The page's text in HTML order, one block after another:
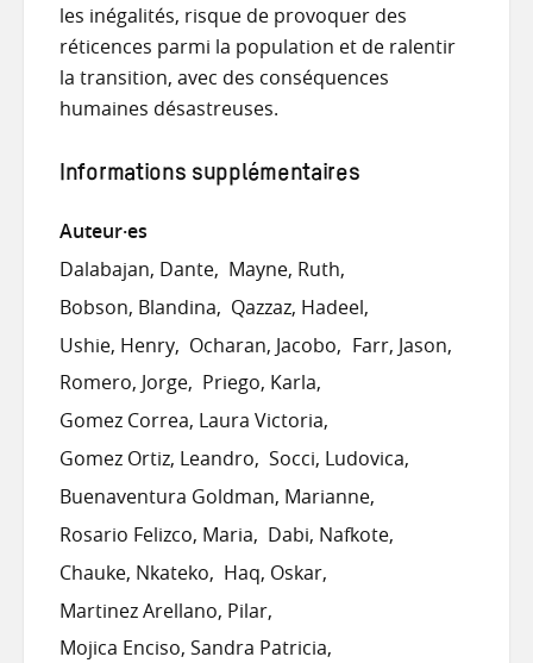
les inégalités, risque de provoquer des
réticences parmi la population et de ralentir
la transition, avec des conséquences
humaines désastreuses.
Informations supplémentaires
Auteur·es
Dalabajan, Dante Mayne, Ruth
Bobson, Blandina
Qazzaz, Hadeel
Ushie, Henry Ocharan, Jacobo
Farr, Jason
Romero, Jorge Priego, Karla
Gomez Correa, Laura Victoria
Gomez Ortiz, Leandro
Socci, Ludovica
Buenaventura Goldman, Marianne
Rosario Felizco, Maria
Dabi, Nafkote
Chauke, Nkateko
Haq, Oskar
Martinez Arellano, Pilar
Mojica Enciso, Sandra Patricia